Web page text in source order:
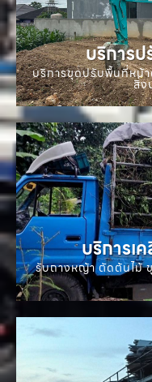
บริการ
บริการขุดปรับพื้นที่หน้
สิ่ง
บริการเ
รับถางหญ้า ตัดต้นไม้